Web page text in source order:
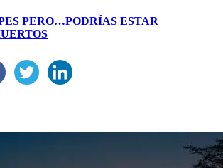
PERO…PODRÍAS ESTAR